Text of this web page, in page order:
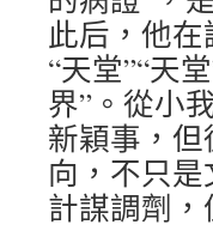
此后，他在
“天堂”“天
界”。從小
新穎事，
向，不只
計謀調劑，